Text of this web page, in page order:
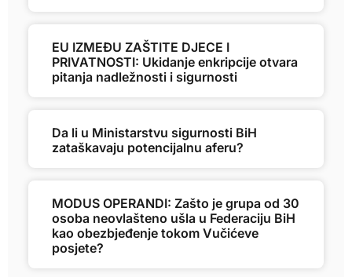
EU IZMEĐU ZAŠTITE DJECE I
PRIVATNOSTI: Ukidanje enkripcije otvara
pitanja nadležnosti i sigurnosti
Da li u Ministarstvu sigurnosti BiH
zataškavaju potencijalnu aferu?
MODUS OPERANDI: Zašto je grupa od 30
osoba neovlašteno ušla u Federaciju BiH
kao obezbjeđenje tokom Vučićeve
posjete?